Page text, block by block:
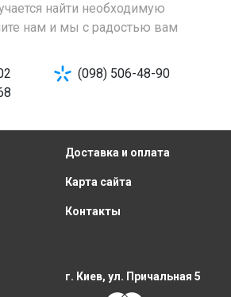
найти необходимую
нам и мы с радостью вам
(098) 506-48-90
Доставка и оплата
Карта сайта
Контакты
г. Киев, ул. Причальная 5